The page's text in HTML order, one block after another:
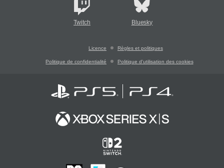
Twitch Bluesky
Licence Règles et politiques
Politique de confidentialité Politique d'utilisation des cookies